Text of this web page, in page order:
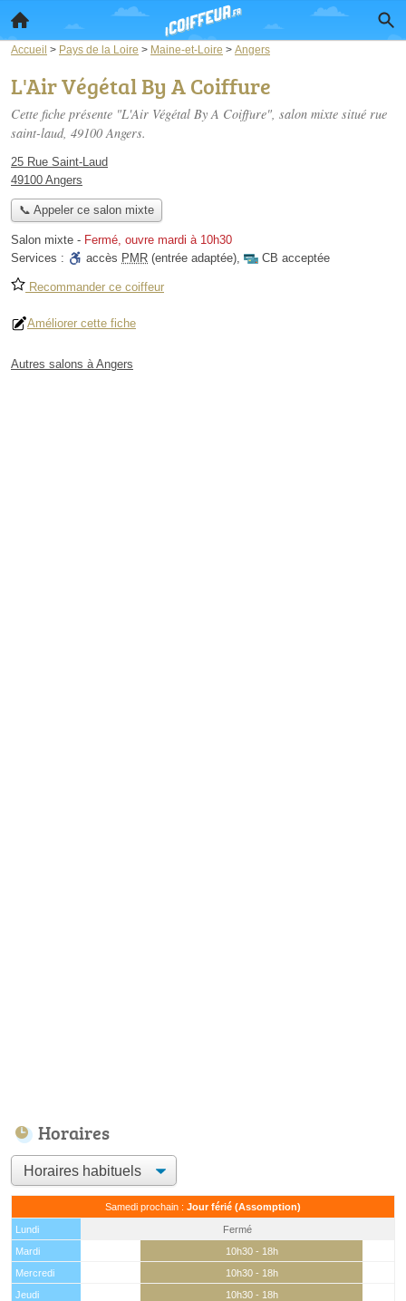
Accueil > Pays de la Loire > Maine-et-Loire > Angers
L'Air Végétal By A Coiffure
Cette fiche présente "L'Air Végétal By A Coiffure", salon mixte situé rue
saint-laud, 49100 Angers.
25 Rue Saint-Laud
49100 Angers
📞 Appeler ce salon mixte
Salon mixte - Fermé, ouvre mardi à 10h30
Services :
accès PMR (entrée adaptée), CB acceptée
Recommander ce coiffeur
Améliorer cette fiche
Autres salons à Angers
Horaires
Samedi prochain : Jour férié (Assomption)
Lundi
Fermé
Mardi
10h30 - 18h
Mercredi
10h30 - 18h
Jeudi
10h30 - 18h